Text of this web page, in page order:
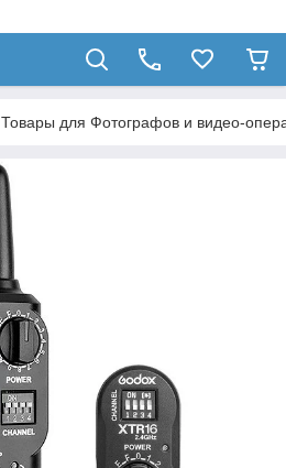
Товары для Фотографов и видео-